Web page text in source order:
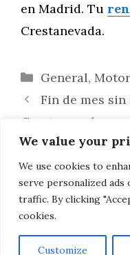
We value your
We use cookies to
serve personalized ads
traffic. By clicking
cookies.
Customize
en Madrid. Tu
Crestanevada.
Categorías
General, Motor
Fin de mes
Crestanevada
¿Cuánto
renting en
Descubre la